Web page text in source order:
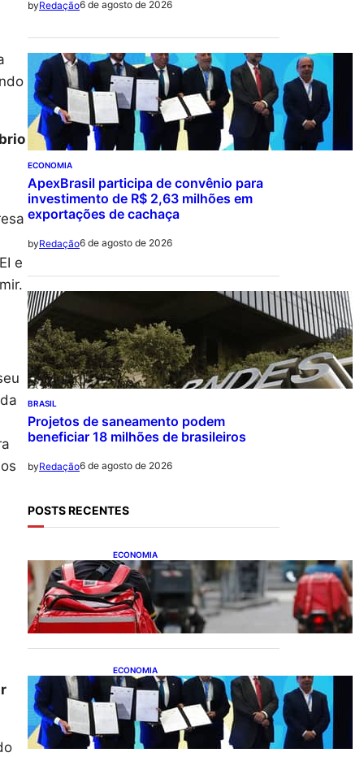
e
byRedação6 de agosto de 2026
ECONOMIA
ApexBrasil participa de convênio para
investimento de R$ 2,63 milhões em
exportações de cachaça
byRedação6 de agosto de 2026
BRASIL
Projetos de saneamento podem
beneficiar 18 milhões de brasileiros
byRedação6 de agosto de 2026
POSTS RECENTES
ECONOMIA
CAIXA e iFood facilitam
financiamento de motos e
bicicletas elétricas para
entregadores
ECONOMIA
ApexBrasil participa de
convênio para investimento
de R$ 2,63 milhões em
exportações de cachaça